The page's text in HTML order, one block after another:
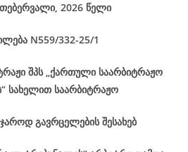
2026 წელი
N559/332-25/1
შპს „ქართული საარბიტრაჟო
სახელით საარბიტრაჟო
გავრცელების შესახებ